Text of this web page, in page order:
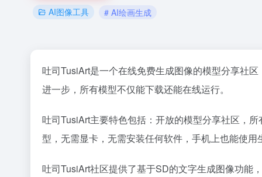
AI图像工具 # AI绘画生成
吐司TusiArt是一个在线免费生成图像的模型分享社
进一步，所有模型不仅能下载还能在线运行。
吐司TusiArt主要特色包括：开放的模型分享社区，
型，无需显卡，无需安装任何软件，手机上也能使
吐司TusiArt社区提供了基于SD的文字生成图像功能